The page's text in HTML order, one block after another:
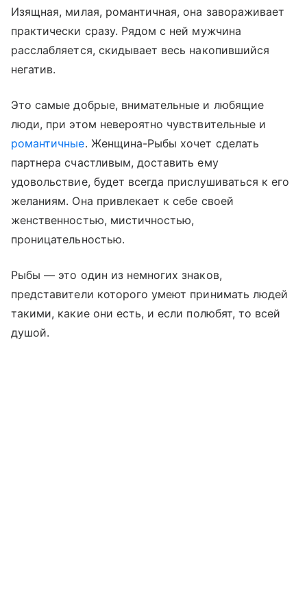
Изящная, милая, романтичная, она завораживает
практически сразу. Рядом с ней мужчина
расслабляется, скидывает весь накопившийся
негатив.
Это самые добрые, внимательные и любящие
люди, при этом невероятно чувствительные и
романтичные. Женщина-Рыбы хочет сделать
партнера счастливым, доставить ему
удовольствие, будет всегда прислушиваться к его
желаниям. Она привлекает к себе своей
женственностью, мистичностью,
проницательностью.
Рыбы — это один из немногих знаков,
представители которого умеют принимать людей
такими, какие они есть, и если полюбят, то всей
душой.